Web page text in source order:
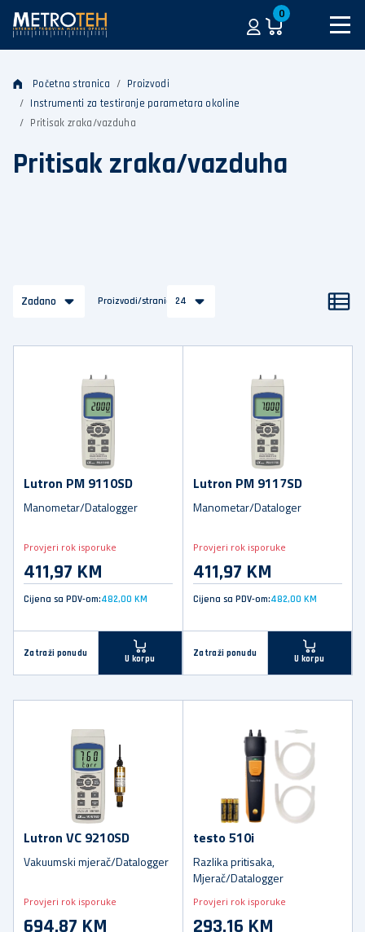
0
Početna stranica
Proizvodi
Instrumenti za testiranje parametara okoline
Pritisak zraka/vazduha
Pritisak zraka/vazduha
Zadano Proizvodi/stranica24
Lutron PM 9110SD
Manometar/Datalogger
Provjeri rok isporuke
411,97 KM
Cijena sa PDV-om:482,00 KM
Zatraži ponudu
U korpu
Lutron PM 9117SD
Manometar/Dataloger
Provjeri rok isporuke
411,97 KM
Cijena sa PDV-om:482,00 KM
Zatraži ponudu
U korpu
Lutron VC 9210SD
Vakuumski mjerač/Datalogger
Provjeri rok isporuke
694,87 KM
testo 510i
Razlika pritisaka,
Mjerač/Datalogger
Provjeri rok isporuke
293,16 KM